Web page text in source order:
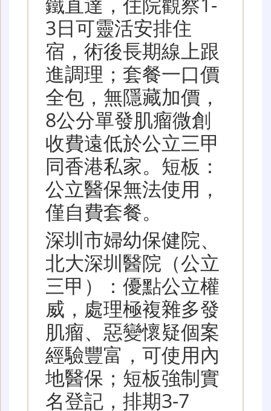
3日可靈活安排住
宿，術後長期線上跟
進調理；套餐一口價
全包，無隱藏加價，
8公分單發肌瘤微創
收費遠低於公立三甲
同香港私家。短板：
公立醫保無法使用，
僅自費套餐。
深圳市婦幼保健院、
北大深圳醫院（公立
三甲）：優點公立權
威，處理極複雜多發
肌瘤、惡變懷疑個案
經驗豐富，可使用內
地醫保；短板強制實
名登記，排期3-7